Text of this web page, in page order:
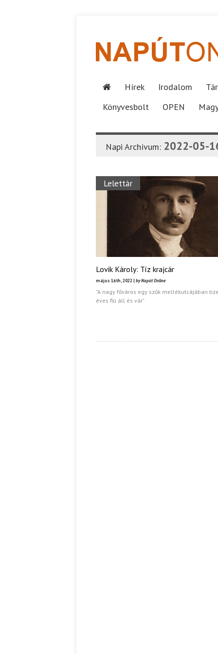
Hírek Irodalom
Könyvesbolt
OPEN
Napi Archívum: 2022-05-
Lelettár
Lovik Károly: Tíz krajcár
május 16th, 2022 | by Napút Online
"A nagy főváros egy szűk mellékutcájában
éves fiú áll és vár"